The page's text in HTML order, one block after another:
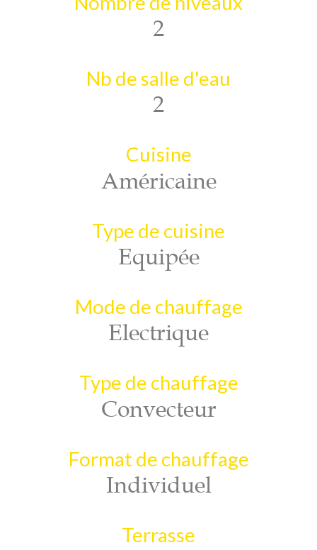
2
Nb de salle d'eau
2
Cuisine
Américaine
Type de cuisine
Equipée
Mode de chauffage
Electrique
Type de chauffage
Convecteur
Format de chauffage
Individuel
Terrasse